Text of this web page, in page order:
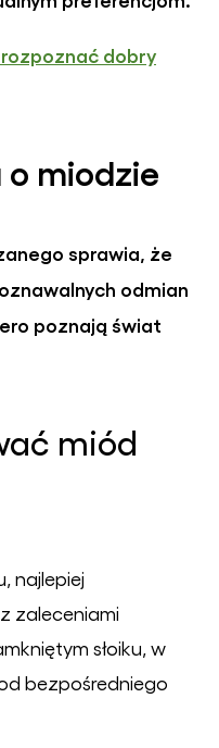
rozpoznać dobry
miodzie
sprawia, że
odmian
poznają świat
miód
najlepiej
zaleceniami
słoiku, w
bezpośredniego